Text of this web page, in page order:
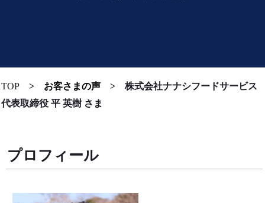
TOP > お客さまの声 > 株式会社ナナシフードサービス
代表取締役 平 英樹 さま
プロフィール